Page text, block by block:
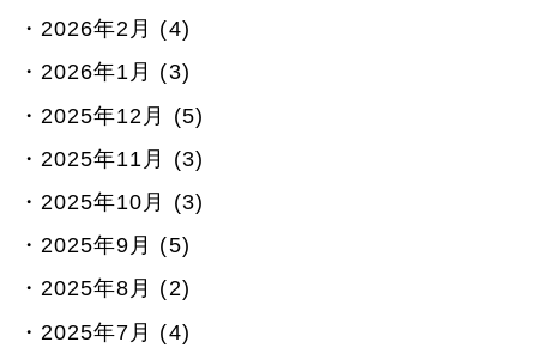
2026年2月 (4)
2026年1月 (3)
2025年12月 (5)
2025年11月 (3)
2025年10月 (3)
2025年9月 (5)
2025年8月 (2)
2025年7月 (4)